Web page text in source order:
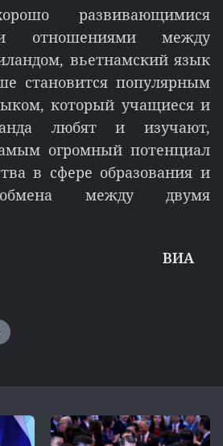
развивающимися
отношениями между
вьетнамский язык
становится популярным
который учащиеся и
любят и изучают,
огромный потенциал
в сфере образования и
обмена между двумя
ВИА